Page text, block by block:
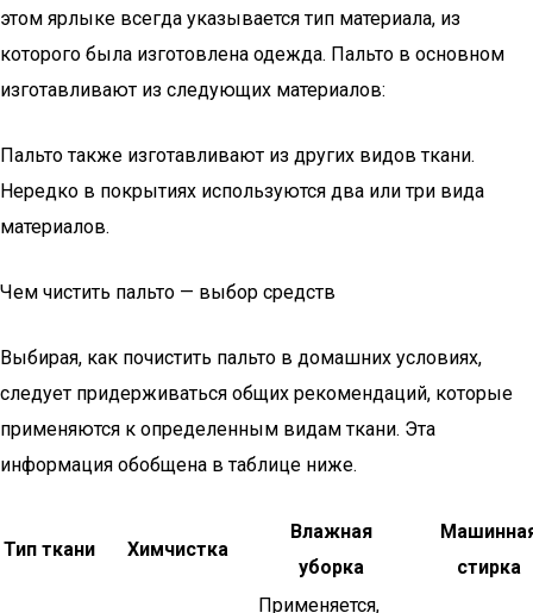
этом ярлыке всегда указывается тип материала, из
которого была изготовлена одежда. Пальто в основном
изготавливают из следующих материалов:
Пальто также изготавливают из других видов ткани.
Нередко в покрытиях используются два или три вида
материалов.
Чем чистить пальто — выбор средств
Выбирая, как почистить пальто в домашних условиях,
следует придерживаться общих рекомендаций, которые
применяются к определенным видам ткани. Эта
информация обобщена в таблице ниже.
Тип ткани Химчистка
Влажная
уборка
стирка
Применяется,